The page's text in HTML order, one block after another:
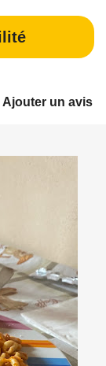
Ajouter un avis